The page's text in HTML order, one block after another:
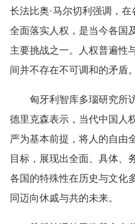
长法比奥·马尔切利强调，
全面落实人权，是当今各国
主要挑战之一。人权普遍性
间并不存在不可调和的矛盾。
匈牙利智库多瑙研究所访
德里克森表示，当代中国人
严为基本前提，将人的自由
目标，展现出全面、具体、
各国的特殊性在历史与文化
同迈向休戚与共的未来。